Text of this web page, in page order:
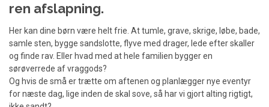
ren afslapning.
Her kan dine børn være helt frie. At tumle, grave, skrige, løbe, bade,
samle sten, bygge sandslotte, flyve med drager, lede efter skaller
og finde rav. Eller hvad med at hele familien bygger en
sørøverrede af vraggods?
Og hvis de små er trætte om aftenen og planlægger nye eventyr
for næste dag, lige inden de skal sove, så har vi gjort alting rigtigt,